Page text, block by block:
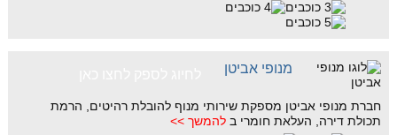
מנופי אביטן
חברת מנופי אביטן מספקת שירותי מנוף להובלת רהיטים, הרמת
תכולת דירה, העלאת חומרי ב להמשך >>